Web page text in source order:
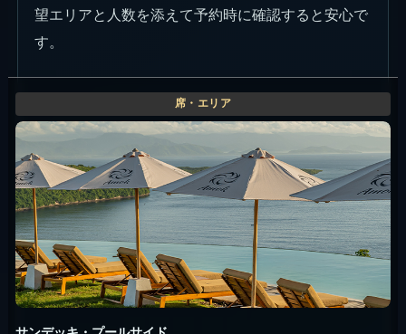
望エリアと人数を添えて予約時に確認すると安心で
す。